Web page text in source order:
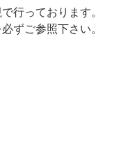
行っております。
必ずご参照下さい。